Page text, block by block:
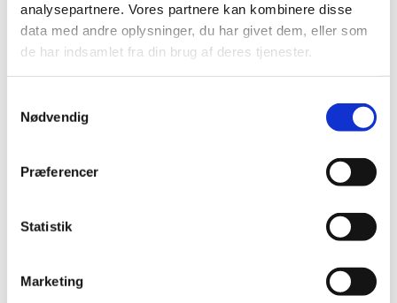
analysepartnere. Vores partnere kan kombinere disse
data med andre oplysninger, du har givet dem, eller som
de har indsamlet fra din brug af deres tjenester.
Nødvendig
Præferencer
Statistik
Marketing